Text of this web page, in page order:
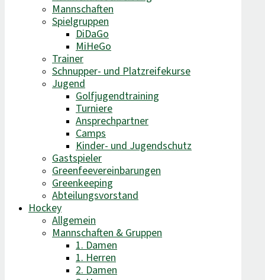
Mannschaften
Spielgruppen
DiDaGo
MiHeGo
Trainer
Schnupper- und Platzreifekurse
Jugend
Golfjugendtraining
Turniere
Ansprechpartner
Camps
Kinder- und Jugendschutz
Gastspieler
Greenfeevereinbarungen
Greenkeeping
Abteilungsvorstand
Hockey
Allgemein
Mannschaften & Gruppen
1. Damen
1. Herren
2. Damen